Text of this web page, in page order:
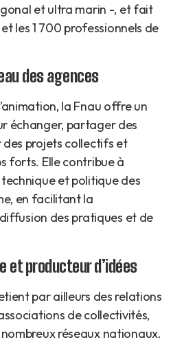
et ultra marin -, et fait
les 1 700 professionnels de
des agences
la Fnau offre un
échanger, partager des
projets collectifs et
forts. Elle contribue à
et politique des
en facilitant la
des pratiques et de
et producteur d’idées
par ailleurs des relations
de collectivités,
réseaux nationaux.